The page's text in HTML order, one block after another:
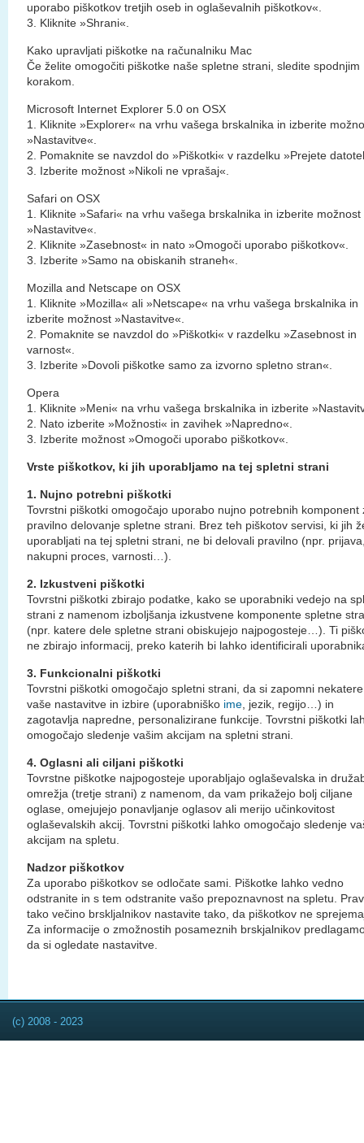
uporabo piškotkov tretjih oseb in oglaševalnih piškotkov«.
3. Kliknite »Shrani«.
Kako upravljati piškotke na računalniku Mac
Če želite omogočiti piškotke naše spletne strani, sledite spodnjim
korakom.
Microsoft Internet Explorer 5.0 on OSX
1. Kliknite »Explorer« na vrhu vašega brskalnika in izberite
»Nastavitve«.
2. Pomaknite se navzdol do »Piškotki« v razdelku »Prejete
3. Izberite možnost »Nikoli ne vprašaj«.
Safari on OSX
1. Kliknite »Safari« na vrhu vašega brskalnika in izberite možnost
»Nastavitve«.
2. Kliknite »Zasebnost« in nato »Omogoči uporabo piškotkov«.
3. Izberite »Samo na obiskanih straneh«.
Mozilla and Netscape on OSX
1. Kliknite »Mozilla« ali »Netscape« na vrhu vašega brskalnika in
izberite možnost »Nastavitve«.
2. Pomaknite se navzdol do »Piškotki« v razdelku »Zasebnost in
varnost«.
3. Izberite »Dovoli piškotke samo za izvorno spletno stran«.
Opera
1. Kliknite »Meni« na vrhu vašega brskalnika in izberite
2. Nato izberite »Možnosti« in zavihek »Napredno«.
3. Izberite možnost »Omogoči uporabo piškotkov«.
Vrste piškotkov, ki jih uporabljamo na tej spletni strani
1. Nujno potrebni piškotki
Tovrstni piškotki omogočajo uporabo nujno potrebnih komponent
pravilno delovanje spletne strani. Brez teh piškotov servisi, ki jih
uporabljati na tej spletni strani, ne bi delovali pravilno (npr.
nakupni proces, varnosti…).
2. Izkustveni piškotki
Tovrstni piškotki zbirajo podatke, kako se uporabniki vedejo na
strani z namenom izboljšanja izkustvene komponente spletne
(npr. katere dele spletne strani obiskujejo najpogosteje…). Ti
ne zbirajo informacij, preko katerih bi lahko identificirali
3. Funkcionalni piškotki
Tovrstni piškotki omogočajo spletni strani, da si zapomni nekatere
vaše nastavitve in izbire (uporabniško ime , jezik, regijo…) in
zagotavlja napredne, personalizirane funkcije. Tovrstni piškotki
omogočajo sledenje vašim akcijam na spletni strani.
4. Oglasni ali ciljani piškotki
Tovrstne piškotke najpogosteje uporabljajo oglaševalska in
omrežja (tretje strani) z namenom, da vam prikažejo bolj ciljane
oglase, omejujejo ponavljanje oglasov ali merijo učinkovitost
oglaševalskih akcij. Tovrstni piškotki lahko omogočajo sledenje
akcijam na spletu.
Nadzor piškotkov
Za uporabo piškotkov se odločate sami. Piškotke lahko vedno
odstranite in s tem odstranite vašo prepoznavnost na spletu. Prav
tako večino brskljalnikov nastavite tako, da piškotkov ne
Za informacije o zmožnostih posameznih brskjalnikov
da si ogledate nastavitve.
(c) 2008 - 2023